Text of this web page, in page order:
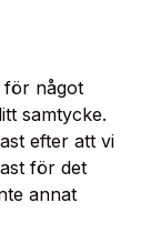
för något
samtycke.
efter att vi
för det
annat